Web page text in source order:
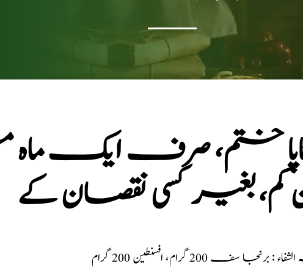
ختم، صرف ایک
کم، بغیر کسی نقصان کے
: برنجا سف 200 گرام، افسنطین 200 گرام